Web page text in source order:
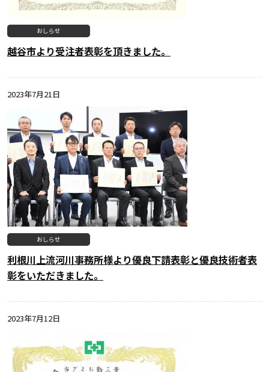
越谷市より受注者表彰を頂きました。
おしらせ
2023年7月21日
利根川上流河川事務所様より優良下請表彰と優良技術者表
彰をいただきました。
おしらせ
2023年7月12日